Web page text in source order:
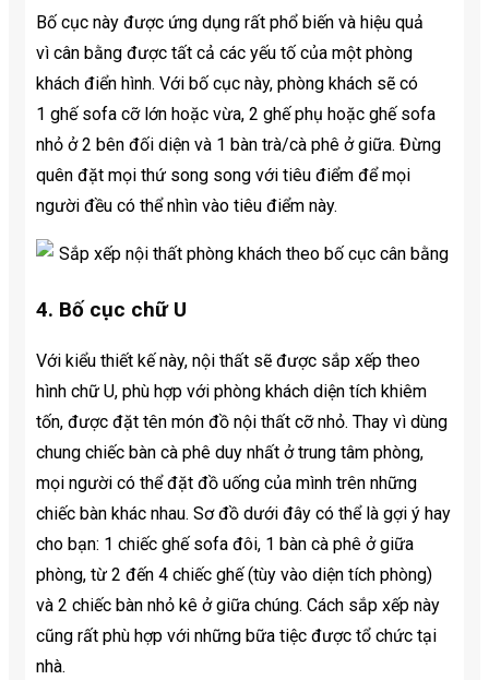
Bố cục này được ứng dụng rất phổ biến và hiệu quả
vì cân bằng được tất cả các yếu tố của một phòng
khách điển hình. Với bố cục này, phòng khách sẽ có
1 ghế sofa cỡ lớn hoặc vừa, 2 ghế phụ hoặc ghế sofa
nhỏ ở 2 bên đối diện và 1 bàn trà/cà phê ở giữa. Đừng
quên đặt mọi thứ song song với tiêu điểm để mọi
người đều có thể nhìn vào tiêu điểm này.
4. Bố cục chữ U
Với kiểu thiết kế này, nội thất sẽ được sắp xếp theo
hình chữ U, phù hợp với phòng khách diện tích khiêm
tốn, được đặt tên món đồ nội thất cỡ nhỏ. Thay vì dùng
chung chiếc bàn cà phê duy nhất ở trung tâm phòng,
mọi người có thể đặt đồ uống của mình trên những
chiếc bàn khác nhau. Sơ đồ dưới đây có thể là gợi ý hay
cho bạn: 1 chiếc ghế sofa đôi, 1 bàn cà phê ở giữa
phòng, từ 2 đến 4 chiếc ghế (tùy vào diện tích phòng)
và 2 chiếc bàn nhỏ kê ở giữa chúng. Cách sắp xếp này
cũng rất phù hợp với những bữa tiệc được tổ chức tại
nhà.